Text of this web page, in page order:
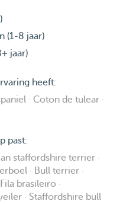
(1-8 jaar)
jaar)
heeft:
· Coton de tulear ·
past:
staffordshire terrier ·
· Bull terrier ·
brasileiro ·
· Staffordshire bull